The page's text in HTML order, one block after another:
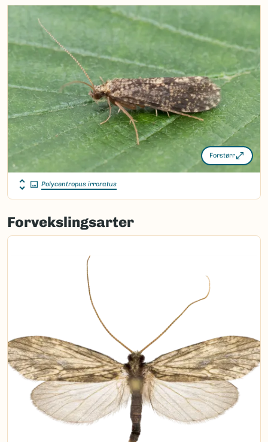
Forstørr
Polycentropus irroratus
Forvekslingsarter